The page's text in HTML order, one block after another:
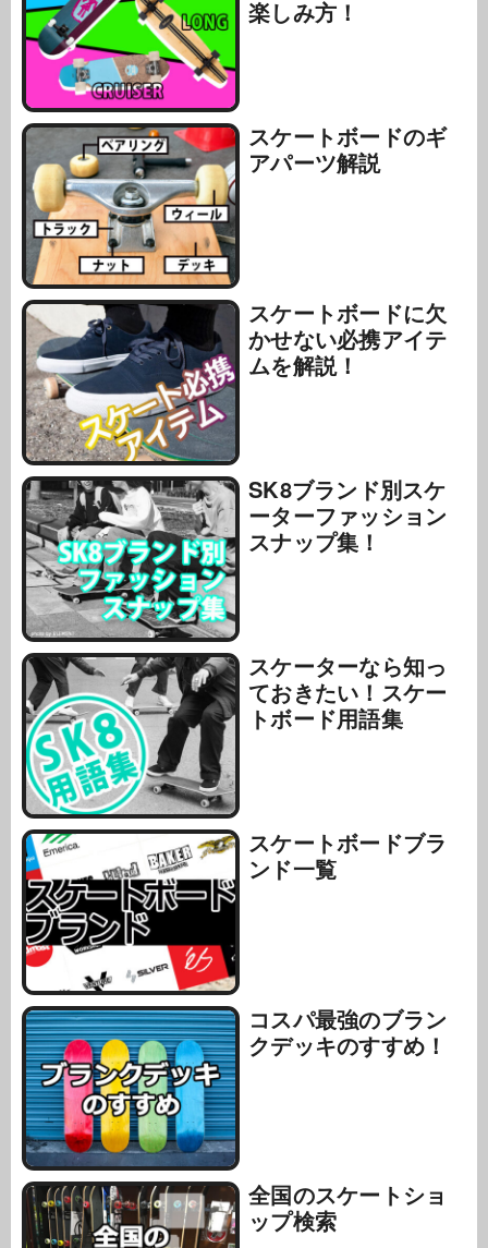
楽しみ方！
スケートボードのギ
アパーツ解説
スケートボードに欠
かせない必携アイテ
ムを解説！
SK8ブランド別スケ
ーターファッション
スナップ集！
スケーターなら知っ
ておきたい！スケー
トボード用語集
スケートボードブラ
ンド一覧
コスパ最強のブラン
クデッキのすすめ！
全国のスケートショ
ップ検索